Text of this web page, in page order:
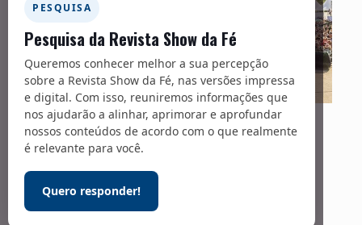
PESQUISA
Pesquisa da Revista Show da Fé
Queremos conhecer melhor a sua percepção
sobre a Revista Show da Fé, nas versões impressa
e digital. Com isso, reuniremos informações que
nos ajudarão a alinhar, aprimorar e aprofundar
nossos conteúdos de acordo com o que realmente
é relevante para você.
Quero responder!
Foto: Rodrigo Di Castro
Unção dobrada